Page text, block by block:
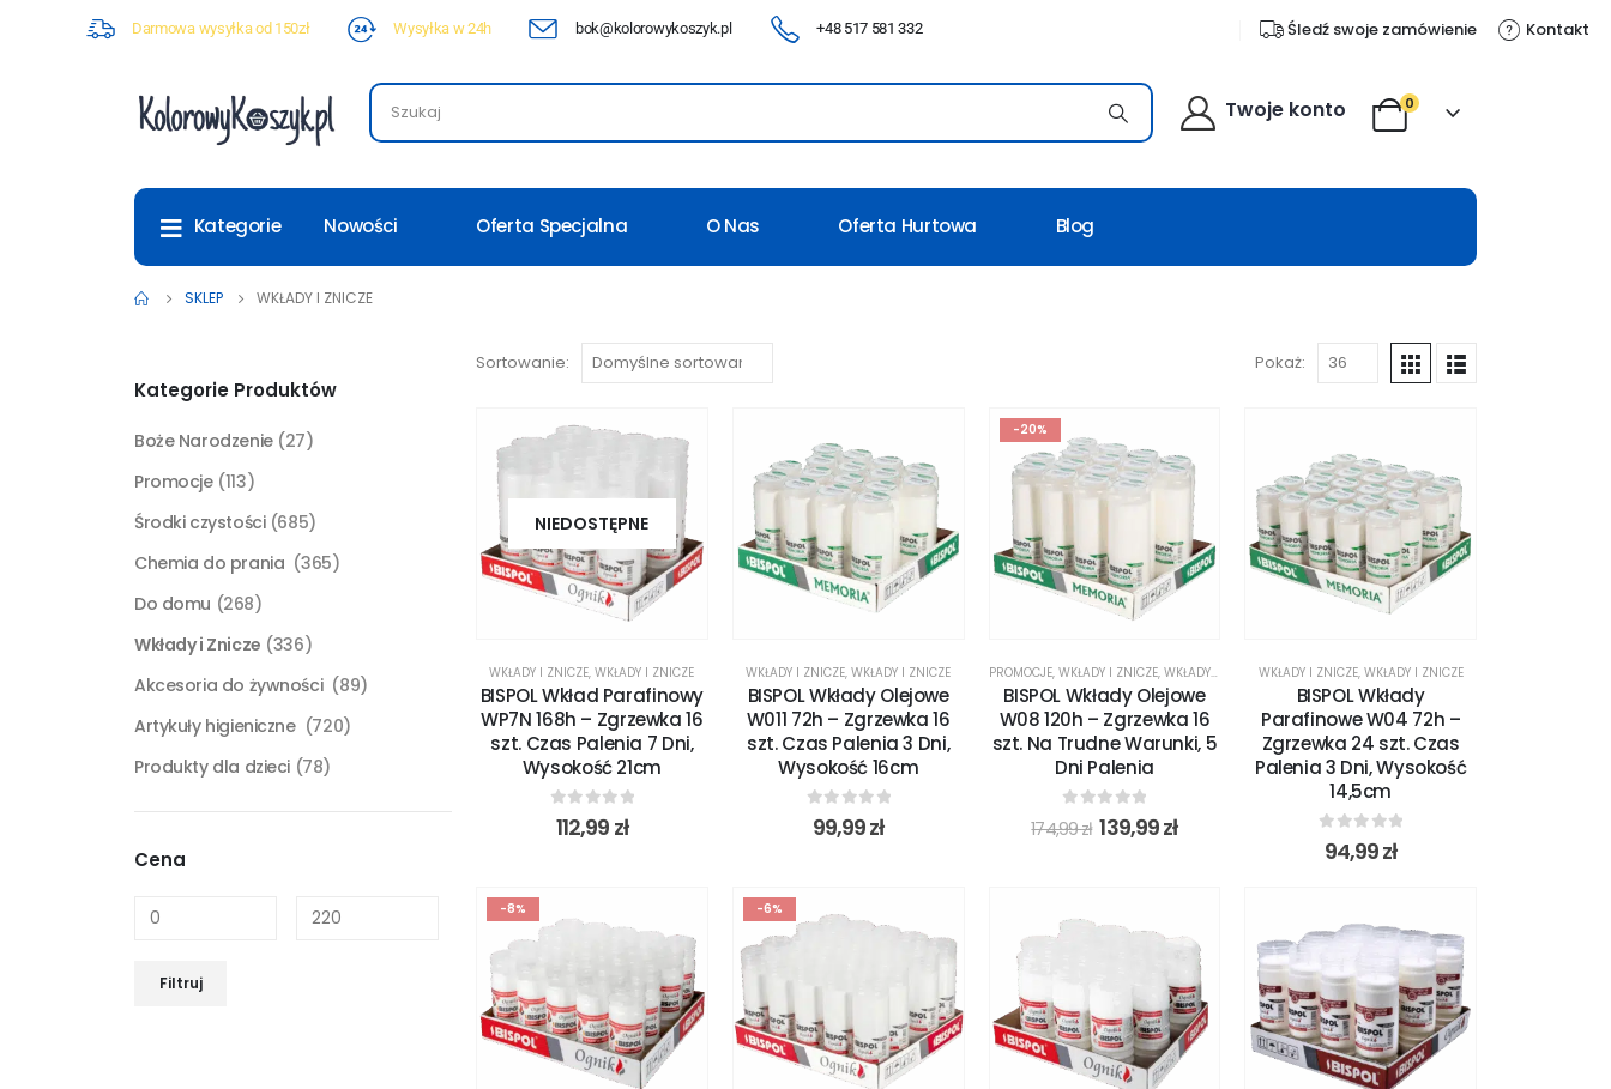
Darmowa wysyłka od 150zł Wysyłka w 24h bok@kolorowykoszyk.pl +48 517 581 332 Śledź swoje zamówienie Kontakt
Twoje konto 0
Kategorie Nowości Oferta Specjalna O Nas Oferta Hurtowa Blog
SKLEP WKŁADY I ZNICZE
Sortowanie: Pokaż:
NIEDOSTĘPNE
WKŁADY I ZNICZE,WKŁADY I ZNICZE
BISPOL Wkład Parafinowy
WP7N 168h – Zgrzewka 16
szt. Czas Palenia 7 Dni,
Wysokość 21cm
0out of 5
112,99 zł
WKŁADY I ZNICZE,WKŁADY I ZNICZE
BISPOL Wkłady Olejowe
W011 72h – Zgrzewka 16
szt. Czas Palenia 3 Dni,
Wysokość 16cm
0out of 5
99,99zł
-20%
PROMOCJE, WKŁADY I ZNICZE, WKŁADY I ZNICZE
BISPOL Wkłady Olejowe
W08 120h – Zgrzewka 16
szt. Na Trudne Warunki, 5
Dni Palenia
out of 5
174,99zł 139,99zł
WKŁADY I ZNICZE, WKŁADY I ZNICZE
BISPOL Wkłady
Parafinowe W04 72h –
Zgrzewka 24 szt. Czas
Palenia 3 Dni, Wysokość
14,5cm
0out of 5
94,99zł
-8% -6%
Kategorie Produktów
Boże Narodzenie (27)
Promocje (113)
Środki czystości (685)
Chemia do prania (365)
Do domu (268)
Wkłady i Znicze (336)
Akcesoria do żywności (89)
Artykuły higieniczne (720)
Produkty dla dzieci (78)
Cena
Filtruj